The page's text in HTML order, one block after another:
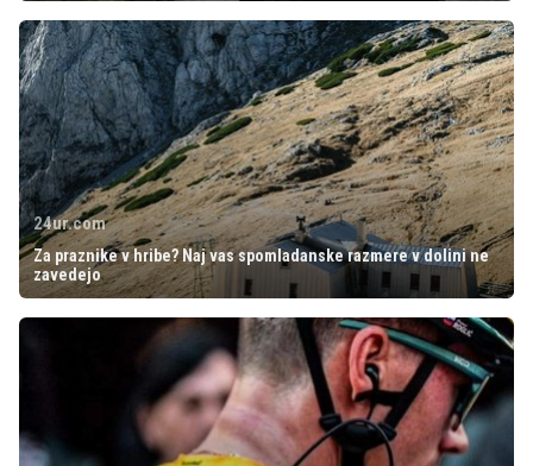
24ur.com
Za praznike v hribe? Naj vas spomladanske razmere v dolini ne
zavedejo